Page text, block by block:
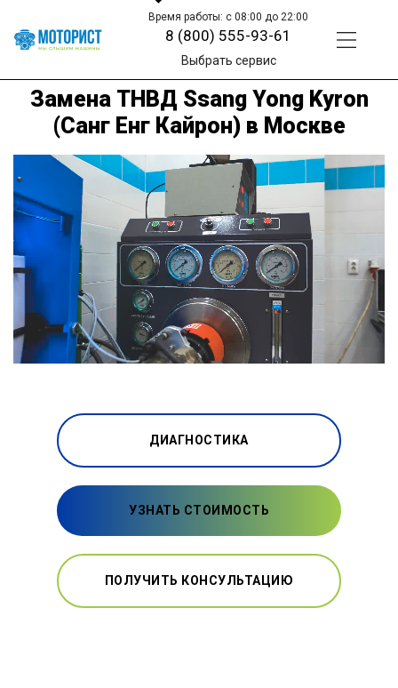
Время работы: с 08:00 до 22:00
8 (800) 555-93-61
Выбрать сервис
Замена ТНВД Ssang Yong Kyron
(Санг Енг Кайрон) в Москве
ДИАГНОСТИКА
УЗНАТЬ СТОИМОСТЬ
ПОЛУЧИТЬ КОНСУЛЬТАЦИЮ